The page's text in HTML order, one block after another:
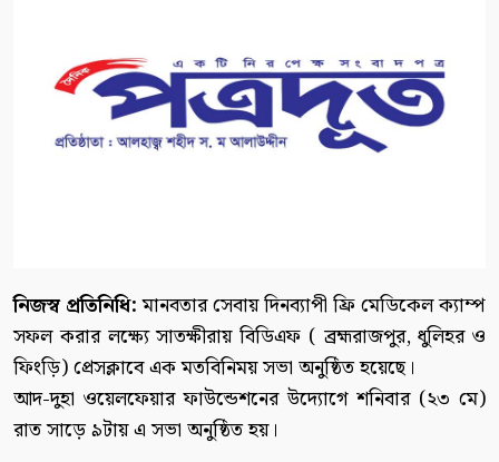
নিজস্ব প্রতিনিধি:মানবতার সেবায় দিনব্যাপী ফ্রি মেডিকেল ক্যাম্প
সফল করার লক্ষ্যে সাতক্ষীরায় বিডিএফ ( ব্রহ্মরাজপুর, ধুলিহর ও
ফিংড়ি) প্রেসক্লাবে এক মতবিনিময় সভা অনুষ্ঠিত হয়েছে।
আদ-দুহা ওয়েলফেয়ার ফাউন্ডেশনের উদ্যোগে শনিবার (২৩ মে)
রাত সাড়ে ৯টায় এ সভা অনুষ্ঠিত হয়।